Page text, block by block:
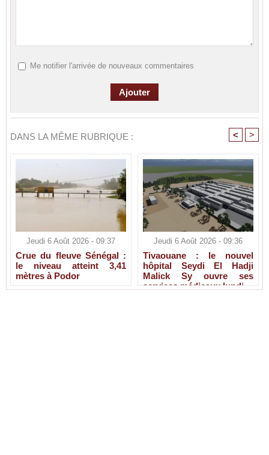
Me notifier l'arrivée de nouveaux commentaires
DANS LA MÊME RUBRIQUE : < >
Jeudi 6 Août 2026 - 09:37
Crue du fleuve Sénégal :
le niveau atteint 3,41
mètres à Podor
Jeudi 6 Août 2026 - 09:36
Tivaouane : le nouvel
hôpital Seydi El Hadji
Malick Sy ouvre ses
services médicaux lundi